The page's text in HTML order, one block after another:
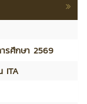
รศึกษา 2569
ITA